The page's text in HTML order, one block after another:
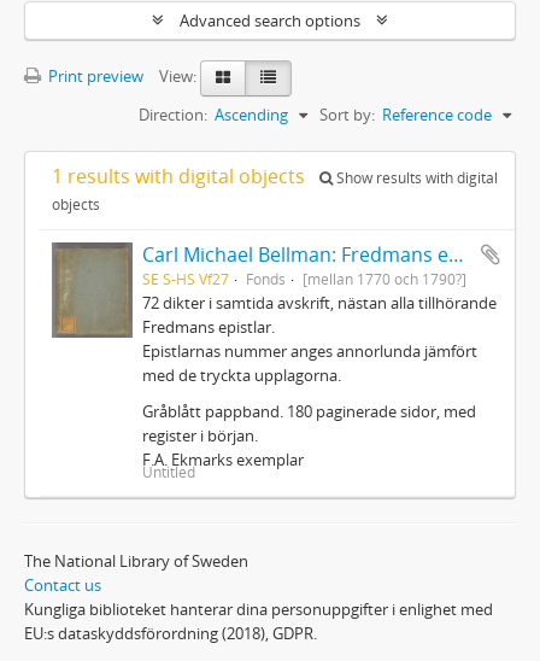
Advanced search options
Print preview
View:
Sort by: Reference code
Direction: Ascending
1 results with digital objects
Show results with digital
objects
Carl Michael Bellman: Fredmans epistlar m.m.
SE S-HS Vf27 Fonds [mellan 1770 och 1790?]
72 dikter i samtida avskrift, nästan alla tillhörande
Fredmans epistlar.
Epistlarnas nummer anges annorlunda jämfört
med de tryckta upplagorna.
Gråblått pappband. 180 paginerade sidor, med
register i början.
F.A. Ekmarks exemplar
Untitled
The National Library of Sweden
Contact us
Kungliga biblioteket hanterar dina personuppgifter i enlighet med
EU:s dataskyddsförordning (2018), GDPR.